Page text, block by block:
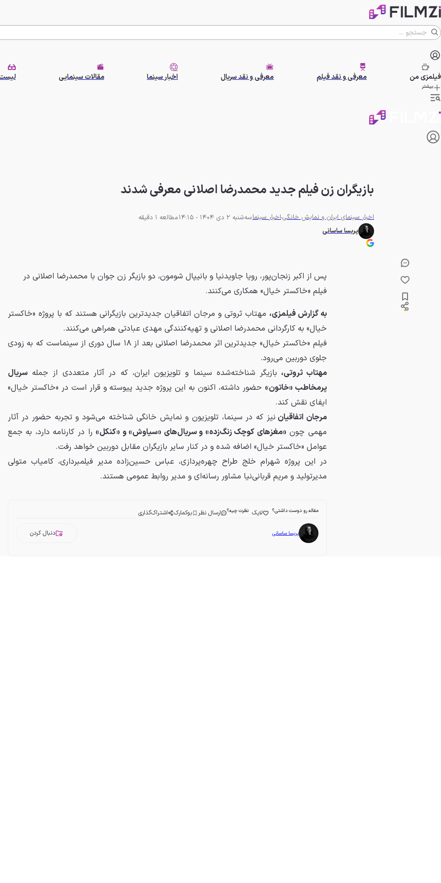
فیلمزیمن معرفی و نقد فیلم معرفی و نقد سریال اخبار سینما مقالات سینمایی
بیشتر
بازیگران زن فیلم جدید محمدرضا اصلانی معرفی شدند
اخبار سینمای ایران و نمایش خانگیاخبار سینماسه‌شنبه 2 دی 1404 - 14:15
مطالعه 1 دقیقه
پریسا ساسانی
پس از اکبر زنجان‌پور، رویا جاویدنیا و بانیپال شومون، دو بازیگر زن جوان با محمدرضا اصلانی در
فیلم «خاکستر خیال» همکاری می‌کنند.
به گزارش فیلمزی، مهتاب ثروتی و مرجان اتفاقیان جدیدترین بازیگرانی هستند که با پروژه «خاکستر
خیال» به کارگردانی محمدرضا اصلانی و تهیه‌کنندگی مهدی عبادتی همراهی می‌کنند.
فیلم «خاکستر خیال» جدیدترین اثر محمدرضا اصلانی بعد از ۱۸ سال دوری از سینماست که به زودی
جلوی دوربین می‌رود.
مهتاب ثروتی، بازیگر شناخته‌شده سینما و تلویزیون ایران، که در آثار متعددی از جملهسریال
پرمخاطب «خاتون» حضور داشته، اکنون به این پروژه جدید پیوسته و قرار است در «خاکستر خیال»
ایفای نقش کند.
مرجان اتفاقیان نیز که در سینما، تلویزیون و نمایش خانگی شناخته می‌شود و تجربه حضور در آثار
مهمی چون «مغزهای کوچک زنگ‌زده» و سریال‌های «سیاوش» و «کنکل» را در کارنامه دارد، به جمع
عوامل «خاکستر خیال» اضافه شده و در کنار سایر بازیگران مقابل دوربین خواهد رفت.
در این پروژه شهرام خلج طراح چهره‌پردازی، عباس حسین‌زاده مدیر فیلمبرداری، کامیاب متولی
مدیرتولید و مریم قربانی‌نیا مشاور رسانه‌ای و مدیر روابط عمومی هستند.
مقاله رو دوست داشتی؟ لایک نظرت چیه؟ ارسال نظر بوکمارک اشتراک‌گذاری
پریسا ساسانی دنبال کردن